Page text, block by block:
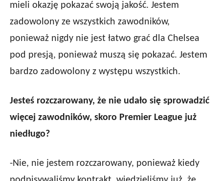
mieli okazję pokazać swoją jakość. Jestem
zadowolony ze wszystkich zawodników,
ponieważ nigdy nie jest łatwo grać dla Chelsea
pod presją, ponieważ muszą się pokazać. Jestem
bardzo zadowolony z występu wszystkich.
Jesteś rozczarowany, że nie udało się sprowadzić
więcej zawodników, skoro Premier League już
niedługo?
-Nie, nie jestem rozczarowany, ponieważ kiedy